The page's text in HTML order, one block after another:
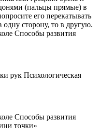
(пальцы прямые) в
его перекатывать
сторону, то в другую.
Способы развития
рук Психологическая
Способы развития
точки»